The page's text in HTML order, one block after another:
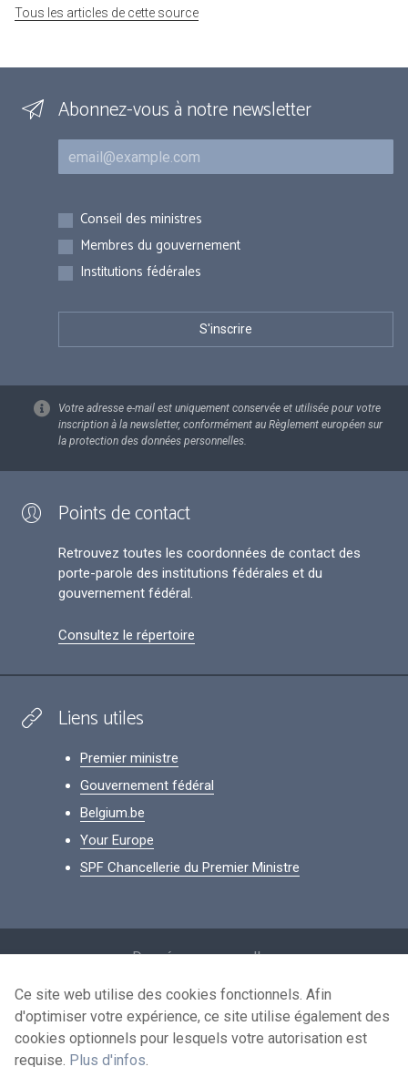
Tous les articles de cette source
Abonnez-vous à notre newsletter
Courriel
Inscriptions
Conseil des ministres
Membres du gouvernement
Institutions fédérales
Votre adresse e-mail est uniquement conservée et utilisée pour votre
inscription à la newsletter, conformément au Règlement européen sur
la protection des données personnelles.
Points de contact
Retrouvez toutes les coordonnées de contact des
porte-parole des institutions fédérales et du
gouvernement fédéral.
Consultez le répertoire
Liens utiles
Premier ministre
Gouvernement fédéral
Belgium.be
Your Europe
SPF Chancellerie du Premier Ministre
Données personnelles
Conditions de réutilisation
Contactez-nous
Ce site web utilise des cookies fonctionnels. Afin
d'optimiser votre expérience, ce site utilise également des
cookies optionnels pour lesquels votre autorisation est
requise. Plus d'infos.